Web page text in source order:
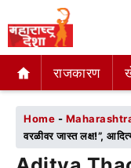
राजकारण
राजकारण
Home -
वरळीवर जास्त लक्ष!”,